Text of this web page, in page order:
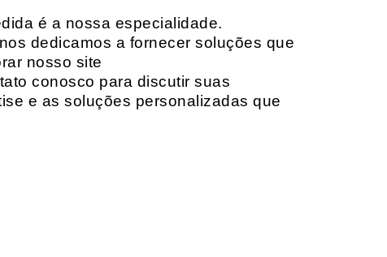
é a nossa especialidade.
dedicamos a fornecer soluções que
nosso site
conosco para discutir suas
e as soluções personalizadas que